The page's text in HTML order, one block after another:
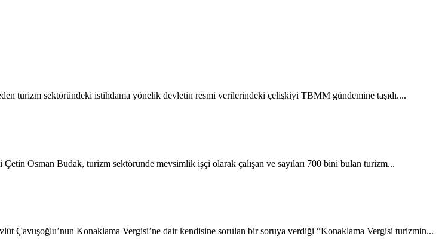
turizm sektöründeki istihdama yönelik devletin resmi verilerindeki çelişkiyi TBMM gündemine taşıdı....
Osman Budak, turizm sektöründe mevsimlik işçi olarak çalışan ve sayıları 700 bini bulan turizm...
Çavuşoğlu’nun Konaklama Vergisi’ne dair kendisine sorulan bir soruya verdiği “Konaklama Vergisi turizmin...